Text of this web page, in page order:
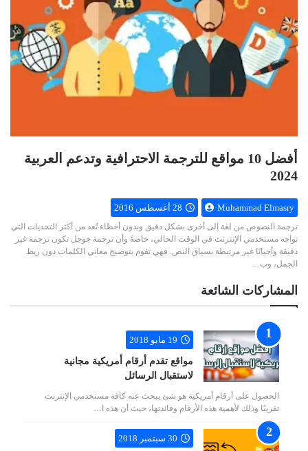
أفضل 10 مواقع للترجمة الاحترافية وتدعم العربية
2024
Muhammad Elmasry 28 أغسطس 2016
ترجمة النصوص من لغة إلى أخرى بشكل دقيق وبدون أخطاء تُعد من أكثر التحديات التي
تواجه مستخدمي الإنترنت في الوقت الحالي، خاصةً وأن ترجمة جوجل تكون ترجمة غير
دقيقة وأحيانًا غير مرتبطة بسياق النص. فهي تقوم بتوضيح معاني الكلمات دون ربط
الجمل، وب…
المشاركات الشائعة
19 مايو 2018
مواقع تقدم أرقام أمريكية مجانية
لاستقبال الرسائل
الحصول على أرقام أمريكية هو شئ يبحث عنه كافة مستخدمي الإنترنت
تقريبًا وذلك لأهمية هذه الأرقام وفائدتها، حيث أن هذه ا…
30 سبتمبر 2018